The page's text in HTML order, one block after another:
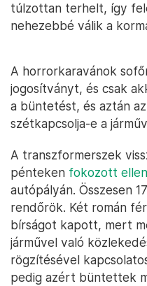
túlzottan terhelt, így
nehezebbé válik a
A horrorkaravánok
jogosítványt, és csak
a büntetést, és aztán
szétkapcsolja-e a
A transzformerszek
pénteken fokozott
autópályán. Összesen
rendőrök. Két román
bírságot kapott, mert
járművel való
rögzítésével
pedig azért büntettek